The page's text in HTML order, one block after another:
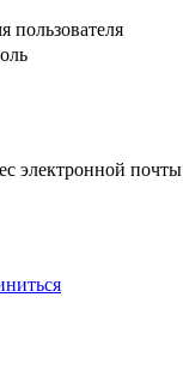
пользователя
электронной почты